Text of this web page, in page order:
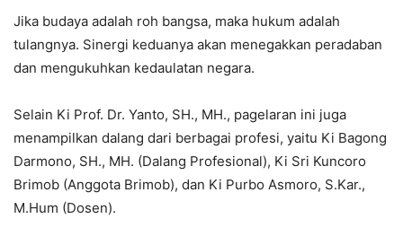
Jika budaya adalah roh bangsa, maka hukum adalah
tulangnya. Sinergi keduanya akan menegakkan peradaban
dan mengukuhkan kedaulatan negara.
Selain Ki Prof. Dr. Yanto, SH., MH., pagelaran ini juga
menampilkan dalang dari berbagai profesi, yaitu Ki Bagong
Darmono, SH., MH. (Dalang Profesional), Ki Sri Kuncoro
Brimob (Anggota Brimob), dan Ki Purbo Asmoro, S.Kar.,
M.Hum (Dosen).